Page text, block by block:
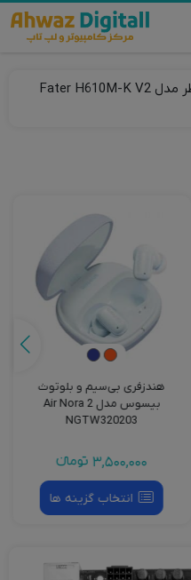
مادربرد فاطر مدل Fater H610M-K V2
هندزفری بی‌سیم و بلوتوث
بیسوس مدل Air Nora 2
NGTW320203
3,500,000 تومانءء
انتخاب گزینه ها